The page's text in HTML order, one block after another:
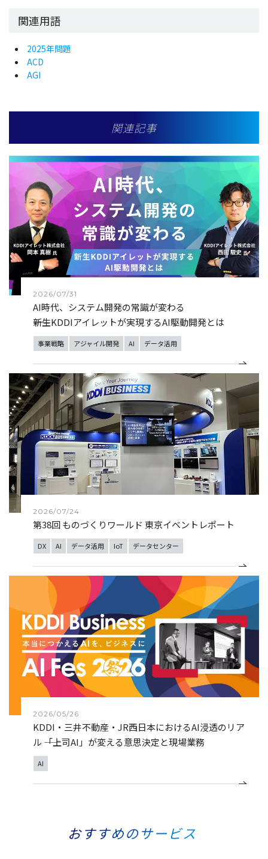
関連用語
2025年問題
ACD
AGI
関連記事
2026/07/31
AI時代、システム開発の常識が変わる
――新生KDDIアイレットが実現するAI駆動開発とは
事業戦略 アジャイル開発 AI データ活用
2026/07/24
第38回 ものづくりワールド 東京イベントレポート
DX AI データ活用 IoT データセンター
2026/05/26
KDDI・三井不動産・JR西日本におけるAI浸透のリア
ル ――「上司AI」が変える意思決定と現場業務
AI
おすすめのサービス